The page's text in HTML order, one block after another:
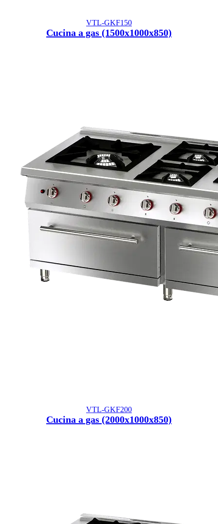
VTL-GKF150
Cucina a gas (1500x1000x850)
VTL-GKF200
Cucina a gas (2000x1000x850)